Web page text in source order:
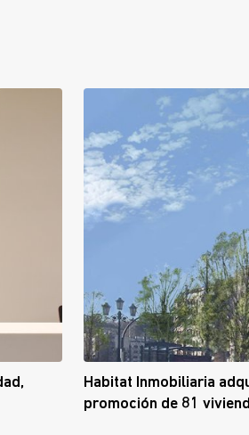
Habitat Inmobiliaria
promoción de 81